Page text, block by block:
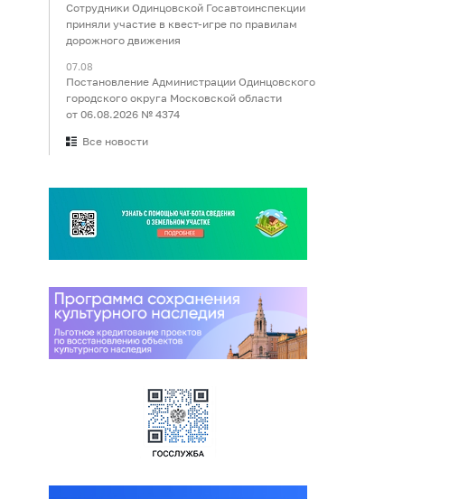
Сотрудники Одинцовской Госавтоинспекции
приняли участие в квест-игре по правилам
дорожного движения
07.08
Постановление Администрации Одинцовского
городского округа Московской области
от 06.08.2026 № 4374
Все новости